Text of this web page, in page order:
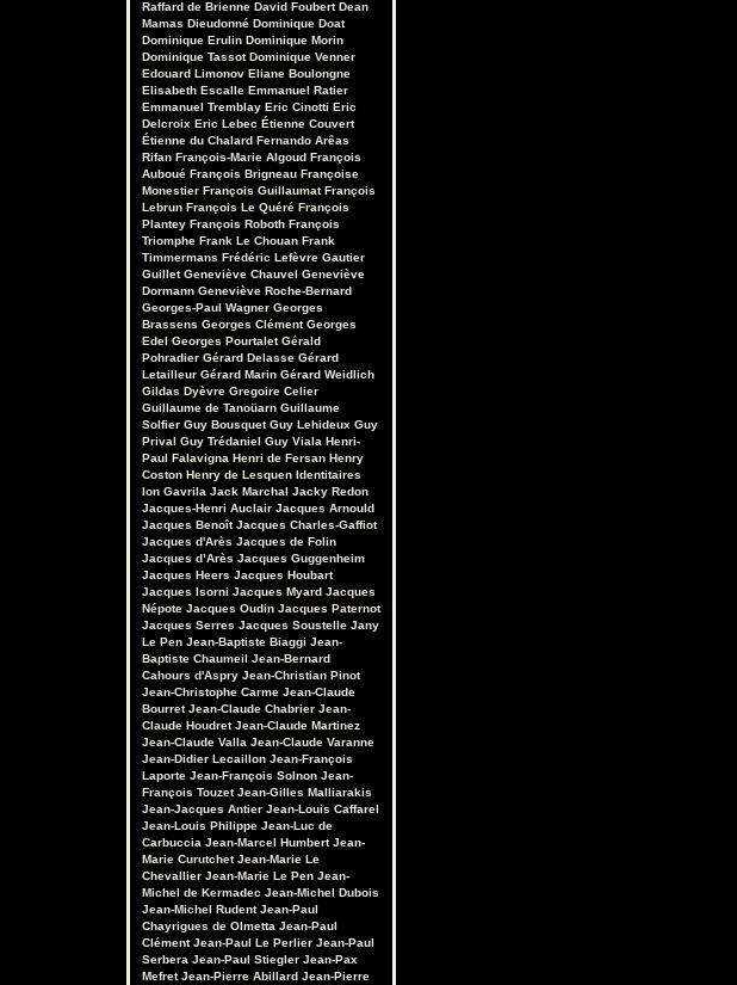
Raffard de Brienne David Foubert Dean
Mamas Dieudonné Dominique Doat
Dominique Erulin Dominique Morin
Dominique Tassot Dominique Venner
Edouard Limonov Eliane Boulongne
Elisabeth Escalle Emmanuel Ratier
Emmanuel Tremblay Eric Cinotti Eric
Delcroix Eric Lebec Étienne Couvert
Étienne du Chalard Fernando Arêas
Rifan François-Marie Algoud François
Auboué François Brigneau Françoise
Monestier François Guillaumat François
Lebrun François Le Quéré François
Plantey François Roboth François
Triomphe Frank Le Chouan Frank
Timmermans Frédéric Lefèvre Gautier
Guillet Geneviève Chauvel Geneviève
Dormann Geneviève Roche-Bernard
Georges-Paul Wagner Georges
Brassens Georges Clément Georges
Edel Georges Pourtalet Gérald
Pohradier Gérard Delasse Gérard
Letailleur Gérard Marin Gérard Weidlich
Gildas Dyèvre Gregoire Celier
Guillaume de Tanoüarn Guillaume
Solfier Guy Bousquet Guy Lehideux Guy
Prival Guy Trédaniel Guy Viala Henri-
Paul Falavigna Henri de Fersan Henry
Coston Henry de Lesquen Identitaires
Ion Gavrila Jack Marchal Jacky Redon
Jacques-Henri Auclair Jacques Arnould
Jacques Benoît Jacques Charles-Gaffiot
Jacques d'Arès Jacques de Folin
Jacques d’Arès Jacques Guggenheim
Jacques Heers Jacques Houbart
Jacques Isorni Jacques Myard Jacques
Népote Jacques Oudin Jacques Paternot
Jacques Serres Jacques Soustelle Jany
Le Pen Jean-Baptiste Biaggi Jean-
Baptiste Chaumeil Jean-Bernard
Cahours d'Aspry Jean-Christian Pinot
Jean-Christophe Carme Jean-Claude
Bourret Jean-Claude Chabrier Jean-
Claude Houdret Jean-Claude Martinez
Jean-Claude Valla Jean-Claude Varanne
Jean-Didier Lecaillon Jean-François
Laporte Jean-François Solnon Jean-
François Touzet Jean-Gilles Malliarakis
Jean-Jacques Antier Jean-Louis Caffarel
Jean-Louis Philippe Jean-Luc de
Carbuccia Jean-Marcel Humbert Jean-
Marie Curutchet Jean-Marie Le
Chevallier Jean-Marie Le Pen Jean-
Michel de Kermadec Jean-Michel Dubois
Jean-Michel Rudent Jean-Paul
Chayrigues de Olmetta Jean-Paul
Clément Jean-Paul Le Perlier Jean-Paul
Serbera Jean-Paul Stiegler Jean-Pax
Mefret Jean-Pierre Abillard Jean-Pierre